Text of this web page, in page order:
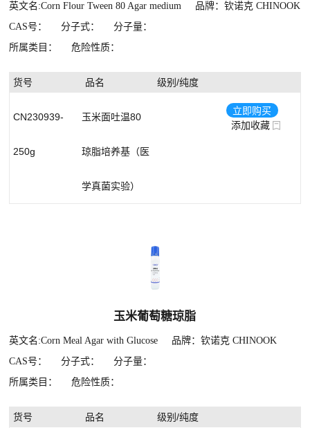
英文名:Corn Flour Tween 80 Agar medium
品牌：钦诺克 CHINOOK
CAS号：
分子式：
分子量：
所属类目：
危险性质：
货号 品名 级别/纯度
CN230939-
250g
玉米面吐温80
琼脂培养基（医
学真菌实验）
立即购买
添加收藏
玉米葡萄糖琼脂
英文名:Corn Meal Agar with Glucose
品牌：钦诺克 CHINOOK
CAS号：
分子式：
分子量：
所属类目：
危险性质：
货号 品名 级别/纯度